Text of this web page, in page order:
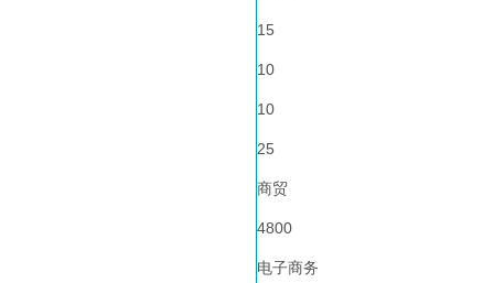
15
10
10
25
商贸
4800
电子商务